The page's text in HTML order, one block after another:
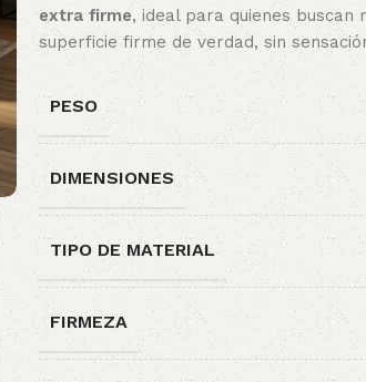
extra firme, ideal para quienes buscan
superficie firme de verdad, sin
PESO
DIMENSIONES
TIPO DE MATERIAL
FIRMEZA